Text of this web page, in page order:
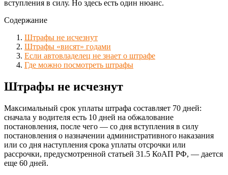
вступления в силу. Но здесь есть один нюанс.
Содержание
Штрафы не исчезнут
Штрафы «висят» годами
Если автовладелец не знает о штрафе
Где можно посмотреть штрафы
Штрафы не исчезнут
Максимальный срок уплаты штрафа составляет 70 дней:
сначала у водителя есть 10 дней на обжалование
постановления, после чего — со дня вступления в силу
постановления о назначении административного наказания
или со дня наступления срока уплаты отсрочки или
рассрочки, предусмотренной статьей 31.5 КоАП РФ, — дается
еще 60 дней.